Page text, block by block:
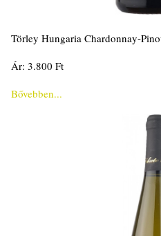
Törley Hungaria Chardonnay-
Ár: 3.800 Ft
Bővebben...